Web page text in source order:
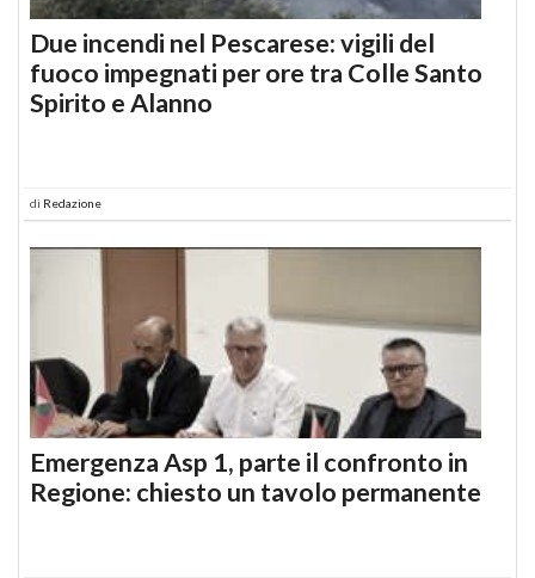
Due incendi nel Pescarese: vigili del
fuoco impegnati per ore tra Colle Santo
Spirito e Alanno
di Redazione
Emergenza Asp 1, parte il confronto in
Regione: chiesto un tavolo permanente